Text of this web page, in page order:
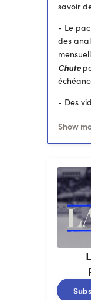
savoir
- Le
des
Chute
- Des
- 1
Show